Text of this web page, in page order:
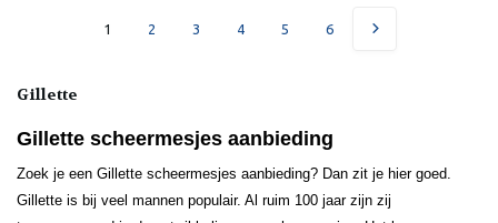
1 2 3 4 5 6
Gillette
Gillette scheermesjes aanbieding
Zoek je een Gillette scheermesjes aanbieding? Dan zit je hier goed.
Gillette is bij veel mannen populair. Al ruim 100 jaar zijn zij